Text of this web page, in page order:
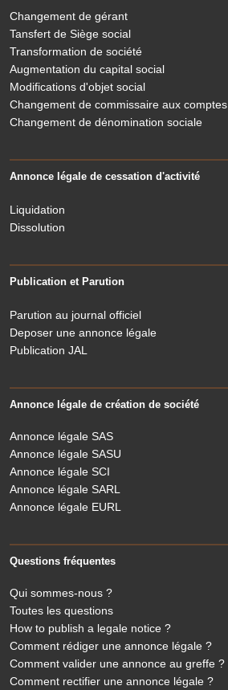
Changement de gérant
Tansfert de Siège social
Transformation de société
Augmentation du capital social
Modifications d'objet social
Changement de commissaire aux comptes
Changement de dénomination sociale
Annonce légale de cessation d'activité
Liquidation
Dissolution
Publication et Parution
Parution au journal officiel
Deposer une annonce légale
Publication JAL
Annonce légale de création de société
Annonce légale SAS
Annonce légale SASU
Annonce légale SCI
Annonce légale SARL
Annonce légale EURL
Questions fréquentes
Qui sommes-nous ?
Toutes les questions
How to publish a legale notice ?
Comment rédiger une annonce légale ?
Comment valider une annonce au greffe ?
Comment rectifier une annonce légale ?